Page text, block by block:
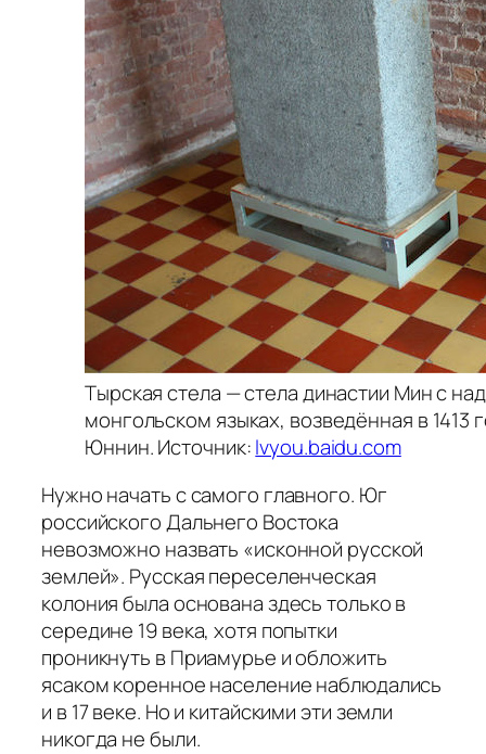
Тырская стела — стела династии Мин с
монгольском языках, возведённая в
Юннин. Источник:lvyou.baidu.com
Нужно начать с самого главного. Юг
российского Дальнего Востока
невозможно назвать «исконной русской
землей». Русская переселенческая
колония была основана здесь только в
середине 19 века, хотя попытки
проникнуть в Приамурье и обложить
ясаком коренное население наблюдались
и в 17 веке. Но и китайскими эти земли
никогда не были.